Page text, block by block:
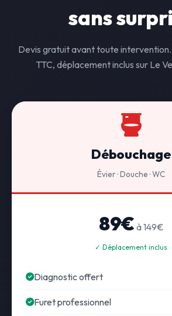
sans
Devis gratuit avant toute intervention.
TTC, déplacement inclus sur Le
Débouchage
Évier · Douche · WC
89€ à 149€
✓ Déplacement inclus
Diagnostic offert
Furet professionnel